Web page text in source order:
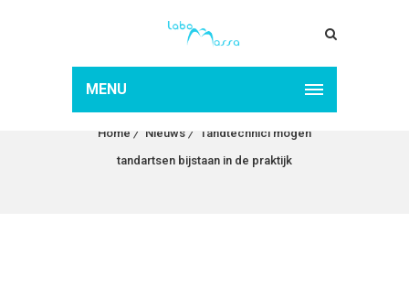
MENU
TANDARTSEN BIJSTAAN
IN DE PRAKTIJK
Home Nieuws
Tandtechnici mogen
tandartsen bijstaan in de praktijk